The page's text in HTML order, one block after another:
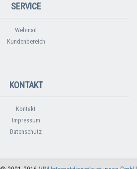
SERVICE
Webmail
Kundenbereich
KONTAKT
Kontakt
Impressum
Datenschutz